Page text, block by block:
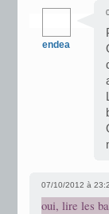
endea
07/10/2012 à
oui, lire les